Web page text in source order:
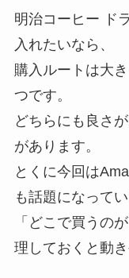
明治コーヒー ド
入れたいなら、
購入ルートは大
つです。
どちらにも良さ
があります。
とくに今回は
も話題になってい
「どこで買うの
理しておくと動き